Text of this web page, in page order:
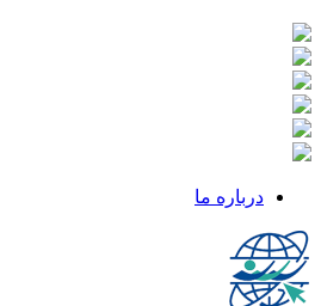
درباره ما